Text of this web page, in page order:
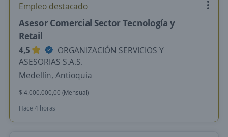
Empleo destacado
Asesor Comercial Sector Tecnología y
Retail
4,5
ORGANIZACIÓN SERVICIOS Y
ASESORIAS S.A.S.
Medellín, Antioquia
$ 4.000.000,00 (Mensual)
Hace 4 horas